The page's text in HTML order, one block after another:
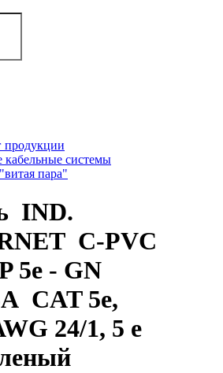
продукции
системы
пара"
IND.
C-PVC
5e - GN
CAT 5e,
24/1, 5 e